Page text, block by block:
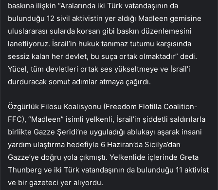
baskına ilişkin “Aralarında iki Türk vatandaşının da
bulunduğu 12 sivil aktivistin yer aldığı Madleen gemisine
uluslararası sularda korsan gibi baskın düzenlemesini
lanetliyoruz. İsrail’in hukuk tanımaz tutumu karşısında
sessiz kalan her devlet, bu suça ortak olmaktadır” dedi.
Yücel, tüm devletleri ortak ses yükseltmeye ve İsrail’i
durduracak somut adımlar atmaya çağırdı.
Özgürlük Filosu Koalisyonu (Freedom Flotilla Coalition-
FFC), “Madleen” isimli yelkenli, İsrail’in şiddetli saldırılarla
birlikte Gazze Şeridi’ne uyguladığı ablukayı aşarak insani
yardım ulaştırma hedefiyle 6 Haziran’da Sicilya’dan
Gazze’ye doğru yola çıkmıştı. Yelkenlide içlerinde Greta
Thunberg ve iki Türk vatandaşının da bulunduğu 11 aktivist
ve bir gazeteci yer alıyordu.